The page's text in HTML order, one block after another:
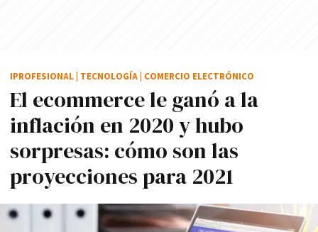
El ecommerce le ganó a la
inflación en 2020 y hubo
sorpresas: cómo son las
proyecciones para 2021
IPROFESIONAL TECNOLOGÍA COMERCIO ELECTRÓNICO